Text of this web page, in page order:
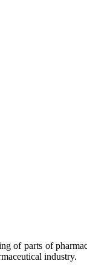
of parts of
industry.